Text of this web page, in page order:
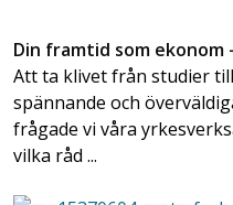
Din framtid som
Att ta klivet från studier
spännande och
frågade vi våra
vilka råd ...